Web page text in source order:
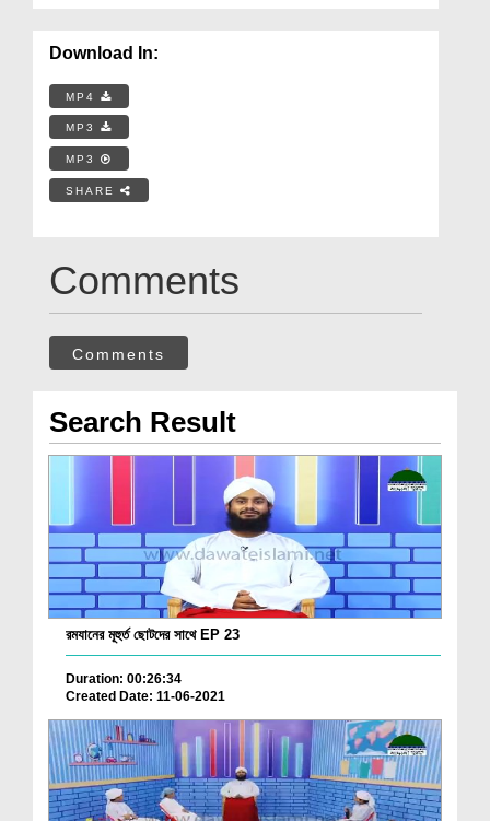
Download In:
MP4
MP3
MP3
SHARE
Comments
Comments
Search Result
রমযানের মূহুর্ত ছোটদের সাথে EP 23
Duration: 00:26:34
Created Date: 11-06-2021